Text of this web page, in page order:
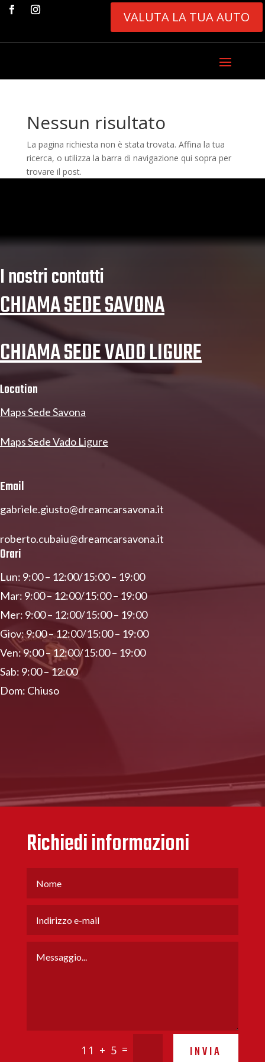
VALUTA LA TUA AUTO
Nessun risultato
La pagina richiesta non è stata trovata. Affina la tua
ricerca, o utilizza la barra di navigazione qui sopra per
trovare il post.
I nostri contatti
CHIAMA SEDE SAVONA
CHIAMA SEDE VADO LIGURE
Location
Maps Sede Savona
Maps Sede Vado Ligure
Email
gabriele.giusto@dreamcarsavona.it
roberto.cubaiu@dreamcarsavona.it
Orari
Lun: 9:00 – 12:00/15:00 – 19:00
Mar: 9:00 – 12:00/15:00 – 19:00
Mer: 9:00 – 12:00/15:00 – 19:00
Giov: 9:00 – 12:00/15:00 – 19:00
Ven: 9:00 – 12:00/15:00 – 19:00
Sab: 9:00 – 12:00
Dom: Chiuso
Richiedi informazioni
11 + 5 = INVIA